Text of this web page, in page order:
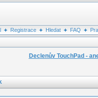
Registrace Hledat FAQ
Declenův TouchPad -